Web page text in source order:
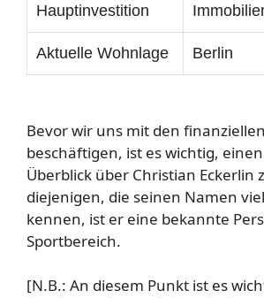
Hauptinvestition
Aktuelle Wohnlage Berlin
Bevor wir uns mit den
beschäftigen, ist es wichtig,
Überblick über Christian Eckerlin
diejenigen, die seinen Namen
kennen, ist er eine bekannte
Sportbereich.
[N.B.: An diesem Punkt ist es